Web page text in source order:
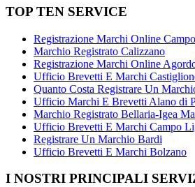
TOP TEN SERVICE
Registrazione Marchi Online
Marchio Registrato Calizzano
Registrazione Marchi Online
Ufficio Brevetti E Marchi
Quanto Costa Registrare Un
Ufficio Marchi E Brevetti Alano di
Marchio Registrato Bellaria-Igea
Ufficio Brevetti E Marchi Campo
Registrare Un Marchio Bardi
Ufficio Brevetti E Marchi Bolzano
I NOSTRI PRINCIPALI